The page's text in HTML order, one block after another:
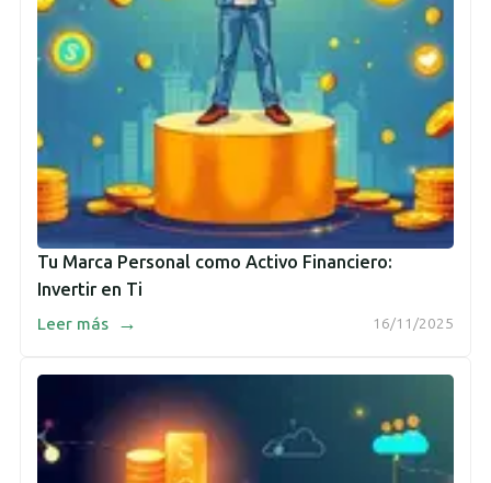
Tu Marca Personal como Activo Financiero:
Invertir en Ti
16/11/2025
Leer más →